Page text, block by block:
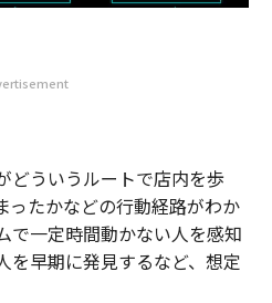
どういうルートで店内を歩
ったかなどの行動経路がわか
で一定時間動かない人を感知
を早期に発見するなど、想定